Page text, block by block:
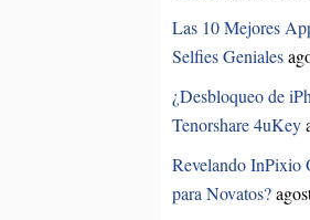
Las 10 Mejores
Selfies Geniales
¿Desbloqueo de
Tenorshare 4uKey
Revelando InPixio
para Novatos?